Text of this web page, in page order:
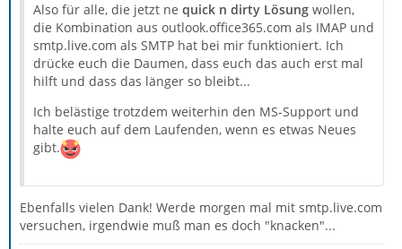
Also für alle, die jetzt ne quick n dirty Lösung wollen,
die Kombination aus outlook.office365.com als IMAP und
smtp.live.com als SMTP hat bei mir funktioniert. Ich
drücke euch die Daumen, dass euch das auch erst mal
hilft und dass das länger so bleibt...
Ich belästige trotzdem weiterhin den MS-Support und
halte euch auf dem Laufenden, wenn es etwas Neues
gibt.
Ebenfalls vielen Dank! Werde morgen mal mit smtp.live.com
versuchen, irgendwie muß man es doch "knacken"...